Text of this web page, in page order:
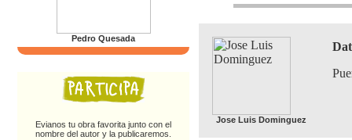
Pedro Quesada
Evianos tu obra favorita junto con el
nombre del autor y la publicaremos.
Jose Luis Dominguez